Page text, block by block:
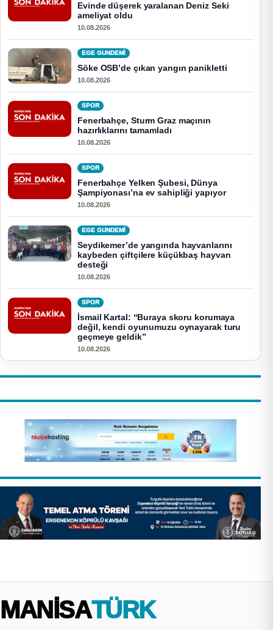
Evinde düşerek yaralanan Deniz Seki
ameliyat oldu
10.08.2026
EGE GUNDEMİ
Söke OSB’de çıkan yangın panikletti
10.08.2026
SPOR
Fenerbahçe, Sturm Graz maçının
hazırlıklarını tamamladı
10.08.2026
SPOR
Fenerbahçe Yelken Şubesi, Dünya
Şampiyonası’na ev sahipliği yapıyor
10.08.2026
EGE GUNDEMİ
Seydikemer’de yangında hayvanlarını
kaybeden çiftçilere küçükbaş hayvan
desteği
10.08.2026
SPOR
İsmail Kartal: “Buraya skoru korumaya
değil, kendi oyunumuzu oynayarak turu
geçmeye geldik”
10.08.2026
MANİSA TÜRK